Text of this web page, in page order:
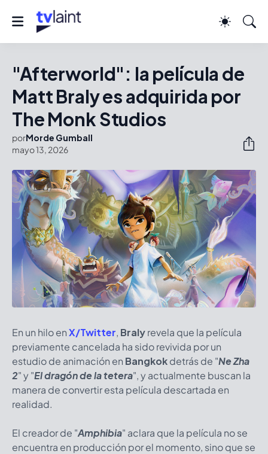
"Afterworld": la película de
Matt Braly es adquirida por
The Monk Studios
porMorde Gumball
mayo 13, 2026
En un hilo enX/Twitter, Bralyrevela que la película
previamente cancelada ha sido revivida por un
estudio de animación en Bangkokdetrás de "Ne Zha
2" y "El dragón de la tetera", y actualmente buscan la
manera de convertir esta película descartada en
realidad.
El creador de "Amphibia" aclara que la película no se
encuentra en producción por el momento, sino que se